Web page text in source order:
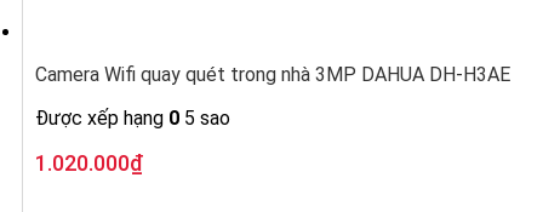
Camera Wifi quay quét trong nhà 3MP DAHUA DH-H3AE
Được xếp hạng 0 5 sao
1.020.000₫